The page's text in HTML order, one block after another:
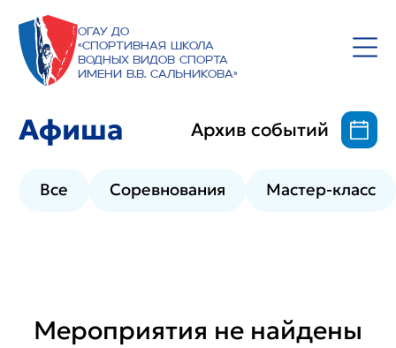
ОГАУ ДО
«Спортивная школа
водных видов спорта
имени В.В. Сальникова»
Афиша Архив событий
Все Соревнования Мастер-класс
Мероприятия не найдены